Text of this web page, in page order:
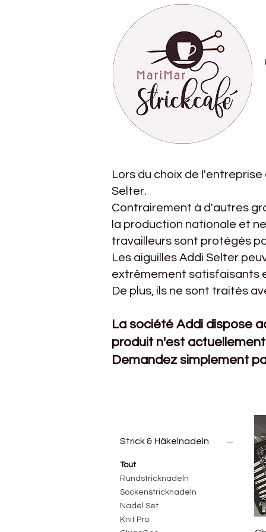
Lors du choix de
Selter.
Contrairement à d'autres
la production nationale et
travailleurs sont protégés
Les aiguilles Addi Selter
extrêmement satisfaisants
De plus, ils ne sont traités
La société Addi dispose
produit n'est
Demandez simplement
Strick & Häkelnadeln
Tout
Rundstricknadeln
Sockenstricknadeln
Nadel Set
Knit Pro